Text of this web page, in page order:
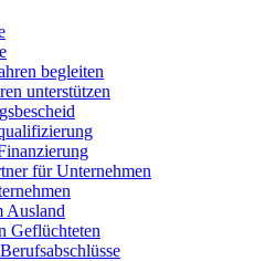
begleiten
unterstützen
für Unternehmen
Ausland
Geflüchteten